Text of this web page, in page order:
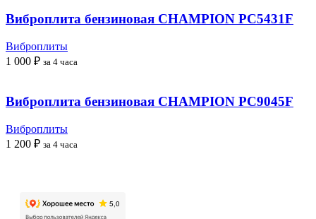
Виброплита бензиновая CHAMPION PC5431F
Виброплиты
1 000 ₽ за 4 часа
Виброплита бензиновая CHAMPION PC9045F
Виброплиты
1 200 ₽ за 4 часа